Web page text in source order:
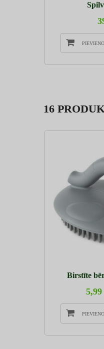
16
Birstīte
5,99